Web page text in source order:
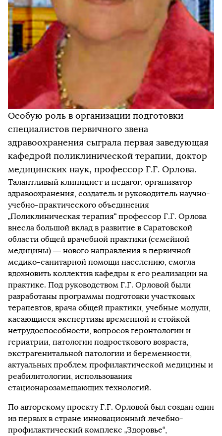
Особую роль в организации подготовки
специалистов первичного звена
здравоохранения сыграла первая заведующая
кафедрой поликлинической терапии, доктор
медицинских наук, профессор Г.Г. Орлова.
Талантливый клиницист и педагог, организатор
здравоохранения, создатель и руководитель научно-
учебно-практического объединения
„Поликлиническая терапия“ профессор Г.Г. Орлова
внесла большой вклад в развитие в Саратовской
области общей врачебной практики (семейной
медицины) — нового направления в первичной
медико-санитарной помощи населению, смогла
вдохновить коллектив кафедры к его реализации на
практике. Под руководством Г.Г. Орловой были
разработаны программы подготовки участковых
терапевтов, врача общей практики, учебные модули,
касающиеся экспертизы временной и стойкой
нетрудоспособности, вопросов геронтологии и
гериатрии, патологии подросткового возраста,
экстрагенитальной патологии и беременности,
актуальных проблем профилактической медицины и
реабилитологии, использования
стационарозамещающих технологий.
По авторскому проекту Г.Г. Орловой был создан один
из первых в стране инновационный лечебно-
профилактический комплекс „Здоровье“,